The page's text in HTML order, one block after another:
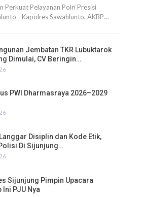
Perkuat Pelayanan Polri Presisi
- Kapolres Sawahlunto, AKBP…
Jembatan TKR Lubuktarok
Dimulai, CV Beringin…
PWI Dharmasraya 2026–2029
Disiplin dan Kode Etik,
Di Sijunjung…
Sijunjung Pimpin Upacara
Ini PJU Nya